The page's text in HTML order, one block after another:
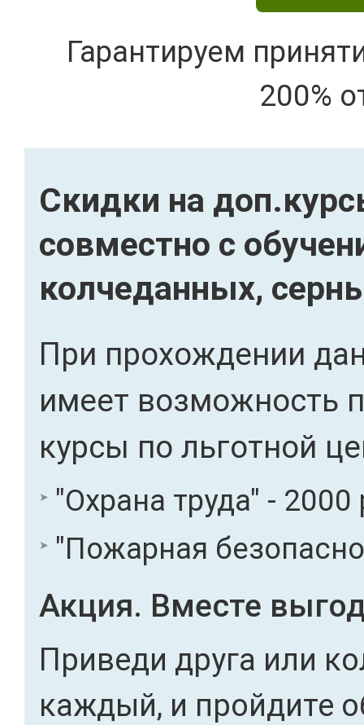
Гарантируем
200%
Скидки на
совместно с
колчеданных,
При прохождении
имеет возможность
курсы по льготной
"Охрана труда" - 2000
"Пожарная
Акция. Вместе
Приведи друга или
каждый, и пройдите